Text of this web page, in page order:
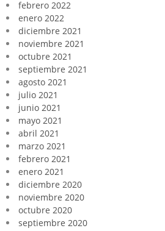
febrero 2022
enero 2022
diciembre 2021
noviembre 2021
octubre 2021
septiembre 2021
agosto 2021
julio 2021
junio 2021
mayo 2021
abril 2021
marzo 2021
febrero 2021
enero 2021
diciembre 2020
noviembre 2020
octubre 2020
septiembre 2020